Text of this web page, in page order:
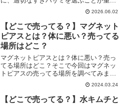
です。今回は、すきバサミがどこで手に
入るのか、身近な店舗を中心に最新の販
売店を調査しました。すきバサミが買え
る店舗一覧店舗名販売状況...
2026.06.02
【どこで売ってる？】マグネット
ピアスとは？体に悪い？売ってる
場所はどこ？
マグネットピアスとは？体に悪い？売っ
てる場所はどこ？そこで今回はマグネッ
トピアスの売ってる場所を調べてみまし
2024.03.24
【どこで売ってる？】水キムチと